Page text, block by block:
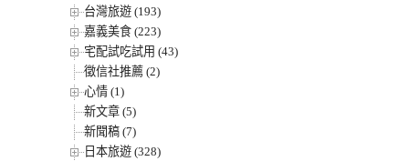
台灣旅遊 (193)
嘉義美食 (223)
宅配試吃試用 (43)
徵信社推薦 (2)
心情 (1)
新文章 (5)
新聞稿 (7)
日本旅遊 (328)